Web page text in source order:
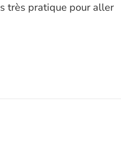
très pratique pour aller